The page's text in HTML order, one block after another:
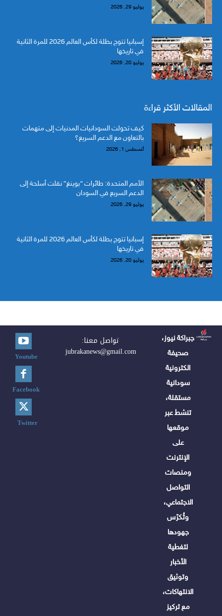
يوليو 29, 2026
إسبانيا تتوج بطلة لكأس العالم 2026 للمرة الثانية
في تاريخها
يوليو 20, 2026
المقالات الأكثر قراءة
كيف تحولت السودانيات المدنيات إلى متهمات
بالتعاون مع الدعم السريع؟
أغسطس 1, 2026
الأمم المتحدة: طائرات “بوينغ” نقلت أسلحة إلى
الدعم السريع في السودان
يوليو 29, 2026
إسبانيا تتوج بطلة لكأس العالم 2026 للمرة الثانية
في تاريخها
يوليو 20, 2026
جبراكة نيوز،
صحيفة
الكترونية
سودانية
مستقلة،
تنشط عبر
موقعها
على
الإنترنت
ومنصات
التواصل
الاجتماعي،
وتُكرّس
جهودها
لتغطية
الأخبار
وتوثيق
الانتهاكات،
مع تركيز
تواصل معنا:
jubrakanews@gmail.com
Youtube
Facebook
Twitter